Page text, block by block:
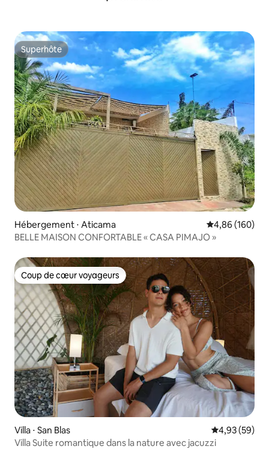
Superhôte
Superhôte
Hébergement ⋅ Aticama Évaluation
4,86 (160)
BELLE MAISON CONFORTABLE « CASA PIMAJO »
Coup de cœur voyageurs
Coup de cœur voyageurs
Villa ⋅ San Blas Évaluation
4,93 (59)
Villa Suite romantique dans la nature avec jacuzzi